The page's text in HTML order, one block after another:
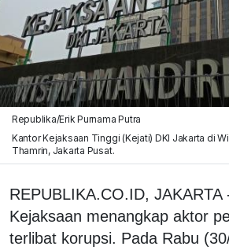
Republika/Erik Purnama Putra
Kantor Kejaksaan Tinggi (Kejati) DKI Jakarta di
Thamrin, Jakarta Pusat.
REPUBLIKA.CO.ID, JAKARTA
Kejaksaan menangkap aktor
terlibat korupsi. Pada Rabu